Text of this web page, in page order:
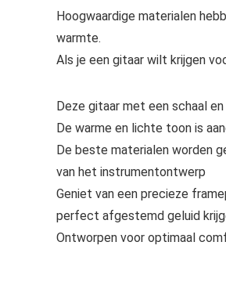
Hoogwaardige materialen
warmte.
Als je een gitaar wilt krijgen
Deze gitaar met een schaal
De warme en lichte toon is
De beste materialen worden
van het instrumentontwerp
Geniet van een precieze
perfect afgestemd geluid
Ontworpen voor optimaal